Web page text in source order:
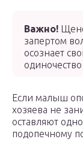
Важно!
запертом
осознает
Если малыш
хозяева не
оставляют
подопечному